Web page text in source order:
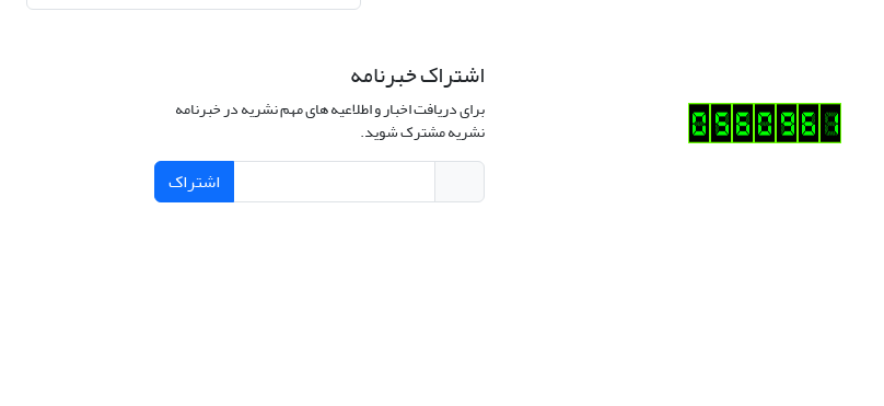
اشتراک خبرنامه
برای دریافت اخبار و اطلاعیه های مهم نشریه در خبرنامه
نشریه مشترک شوید.
اشتراک